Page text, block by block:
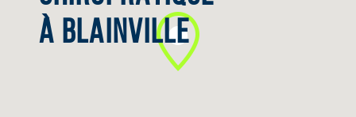
À BLAINVILLE